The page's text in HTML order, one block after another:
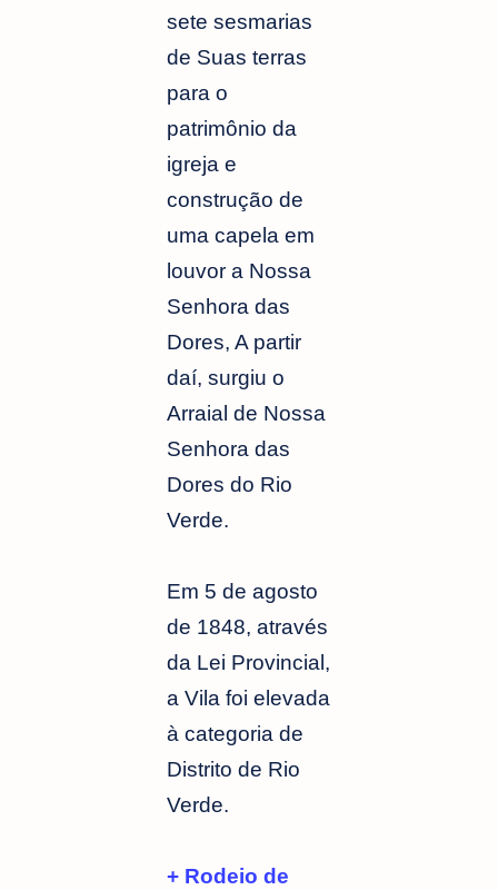
sete sesmarias
de Suas terras
para o
patrimônio da
igreja e
construção de
uma capela em
louvor a Nossa
Senhora das
Dores, A partir
daí, surgiu o
Arraial de Nossa
Senhora das
Dores do Rio
Verde.
Em 5 de agosto
de 1848, através
da Lei Provincial,
a Vila foi elevada
à categoria de
Distrito de Rio
Verde.
+ Rodeio de